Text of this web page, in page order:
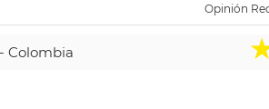
Opinión
Colombia